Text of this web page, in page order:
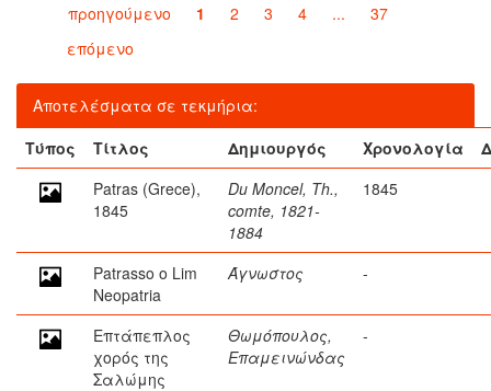
προηγούμενο 1 2 3 4 ...
37
επόμενο
Αποτελέσματα σε τεκμήρια:
Τύπος
Τίτλος Δημιουργός Χρονολογία
Patras (Grece),
1845
Du Moncel, Th.,
comte, 1821-
1884
1845
Patrasso o Lim
Neopatria
Άγνωστος -
Επτάπεπλος
χορός της
Σαλώμης
Θωμόπουλος,
Επαμεινώνδας
-